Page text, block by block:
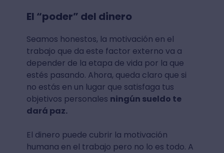
El “poder” del dinero
Seamos honestos, la motivación en el
trabajo que da este factor externo va a
depender de la etapa de vida por la que
estés pasando. Ahora, queda claro que si
no estás en un lugar que satisfaga tus
objetivos personales ningún sueldo te
dará paz.
El dinero puede cubrir la motivación
humana en el trabajo pero no lo es todo. A